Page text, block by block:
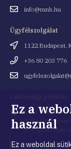
Emailinfo@mnb.hu
Ügyfélszolgálat
Cím
1122 Budapest,
Telefonszám
+36 80 203 776
Email
Cím 1054 Budapest,
(a Magyar
8-9. szám alatti
Email penztar@mnb.hu
Ez a
használ
Ez a weboldal